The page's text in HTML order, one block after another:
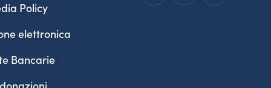
Policy
elettronica
Bancarie